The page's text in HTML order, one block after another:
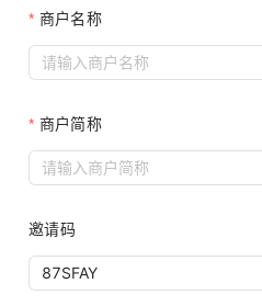
商户名称
商户简称
邀请码